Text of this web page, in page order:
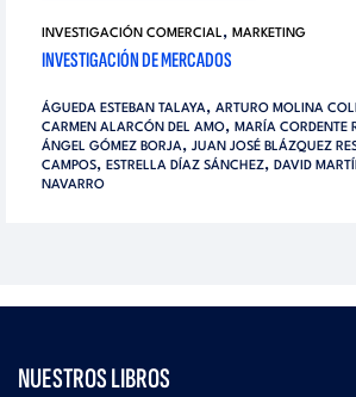
INVESTIGACIÓN COMERCIAL, MARKETING
INVESTIGACIÓN DE MERCADOS
ÁGUEDA ESTEBAN TALAYA, ARTURO MOLINA
CARMEN ALARCÓN DEL AMO, MARÍA CORDENTE
ÁNGEL GÓMEZ BORJA, JUAN JOSÉ BLÁZQUEZ
CAMPOS, ESTRELLA DÍAZ SÁNCHEZ, DAVID
NAVARRO
NUESTROS LIBROS